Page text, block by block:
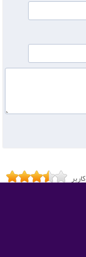
کاربر